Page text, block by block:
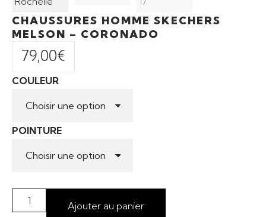
CHAUSSURES HOMME SKECHERS
MELSON – CORONADO
79,00€
COULEUR
POINTURE
Ajouter au panier